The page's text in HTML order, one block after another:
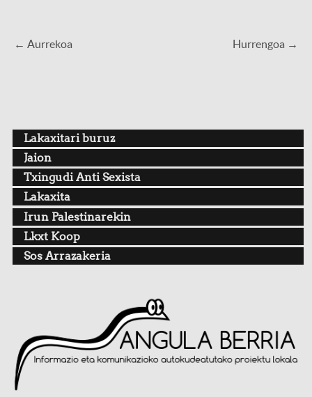
Hurrengoa →
← Aurrekoa
Lakaxitari buruz
Jaion
Txingudi Anti Sexista
Lakaxita
Irun Palestinarekin
Lkxt Koop
Sos Arrazakeria